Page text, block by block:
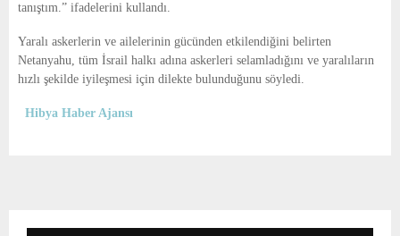
tanıştım.” ifadelerini kullandı.
Yaralı askerlerin ve ailelerinin gücünden etkilendiğini belirten
Netanyahu, tüm İsrail halkı adına askerleri selamladığını ve yaralıların
hızlı şekilde iyileşmesi için dilekte bulunduğunu söyledi.
Hibya Haber Ajansı